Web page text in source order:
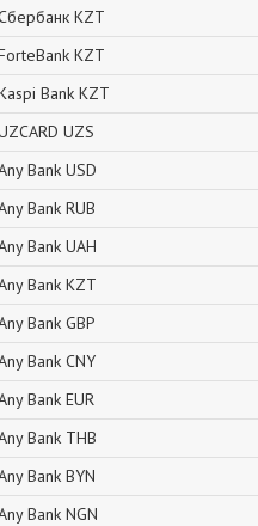
KZT
KZT
Bank KZT
UZS
Bank USD
Bank RUB
Bank UAH
Bank KZT
Bank GBP
Bank CNY
Bank EUR
Bank THB
Bank BYN
Bank NGN